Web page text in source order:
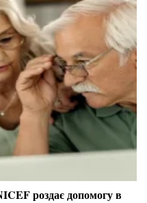
роздає допомогу в